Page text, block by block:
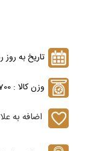
تاریخ به روز رسانی
وزن کالا : 700 گرم
اضافه به